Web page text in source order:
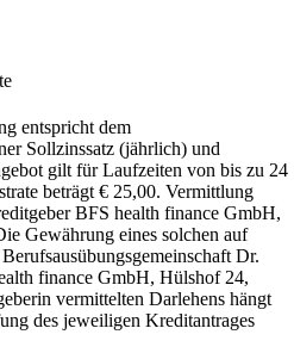
entspricht dem
Sollzinssatz (jährlich) und
gilt für Laufzeiten von bis zu 24
beträgt € 25,00. Vermittlung
BFS health finance GmbH,
Gewährung eines solchen auf
Dr.
finance GmbH, Hülshof 24,
vermittelten Darlehens hängt
des jeweiligen Kreditantrages